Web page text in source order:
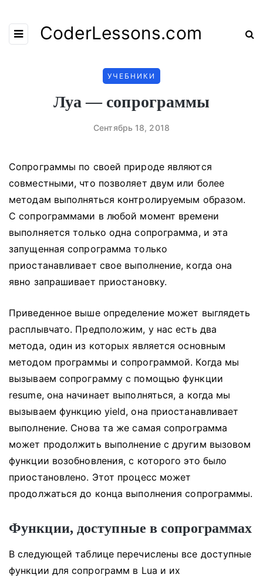
CoderLessons.com
УЧЕБНИКИ
Луа — сопрограммы
Сентябрь 18, 2018
Сопрограммы по своей природе являются
совместными, что позволяет двум или более
методам выполняться контролируемым образом.
С сопрограммами в любой момент времени
выполняется только одна сопрограмма, и эта
запущенная сопрограмма только
приостанавливает свое выполнение, когда она
явно запрашивает приостановку.
Приведенное выше определение может выглядеть
расплывчато. Предположим, у нас есть два
метода, один из которых является основным
методом программы и сопрограммой. Когда мы
вызываем сопрограмму с помощью функции
resume, она начинает выполняться, а когда мы
вызываем функцию yield, она приостанавливает
выполнение. Снова та же самая сопрограмма
может продолжить выполнение с другим вызовом
функции возобновления, с которого это было
приостановлено. Этот процесс может
продолжаться до конца выполнения сопрограммы.
Функции, доступные в сопрограммах
В следующей таблице перечислены все доступные
функции для сопрограмм в Lua и их